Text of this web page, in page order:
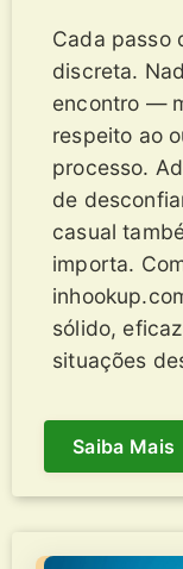
Cada passo
discreta.
encontro —
respeito ao
processo.
de
casual
importa.
sólido,
situações
Saiba Mais